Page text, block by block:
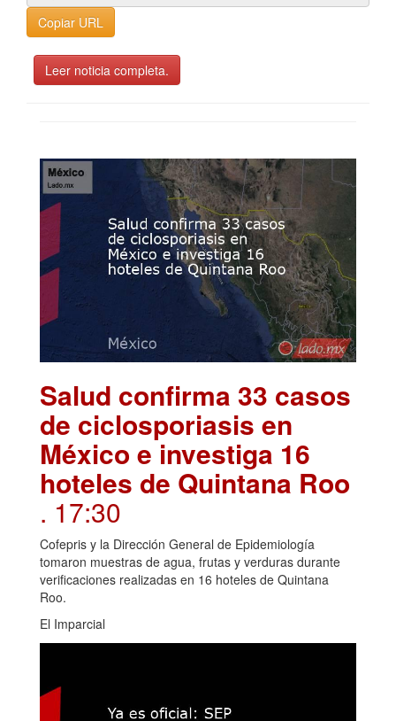
Copiar URL
Leer noticia completa.
Salud confirma 33 casos
de ciclosporiasis en
México e investiga 16
hoteles de Quintana Roo
. 17:30
Cofepris y la Dirección General de Epidemiología
tomaron muestras de agua, frutas y verduras durante
verificaciones realizadas en 16 hoteles de Quintana
Roo.
El Imparcial